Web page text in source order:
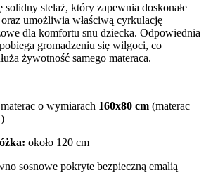
solidny stelaż, który zapewnia doskonałe
umożliwia właściwą cyrkulację
dla komfortu snu dziecka. Odpowiednia
gromadzeniu się wilgoci, co
żywotność samego materaca.
o wymiarach 160x80 cm (materac
około 120 cm
sosnowe pokryte bezpieczną emalią